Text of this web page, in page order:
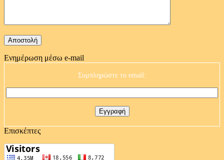
Ενημέρωση μέσω e-mail
Συμπληρώστε το email:
Επισκέπτες